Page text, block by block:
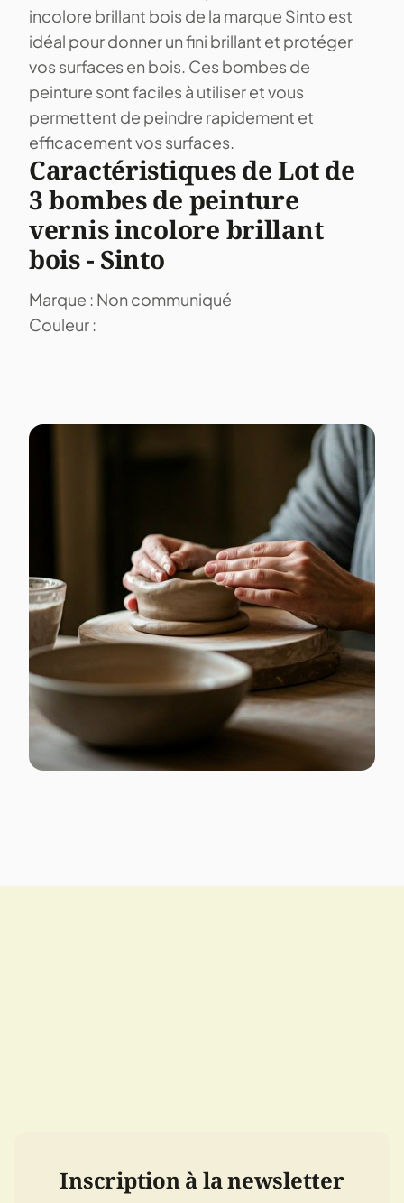
incolore brillant bois de la marque Sinto est
idéal pour donner un fini brillant et protéger
vos surfaces en bois. Ces bombes de
peinture sont faciles à utiliser et vous
permettent de peindre rapidement et
efficacement vos surfaces.
Caractéristiques de Lot de
3 bombes de peinture
vernis incolore brillant
bois - Sinto
Marque : Non communiqué
Couleur :
Inscription à la newsletter